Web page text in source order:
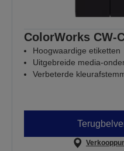
ColorWorks CW-
Hoogwaardige etiketten
Uitgebreide media-
Verbeterde